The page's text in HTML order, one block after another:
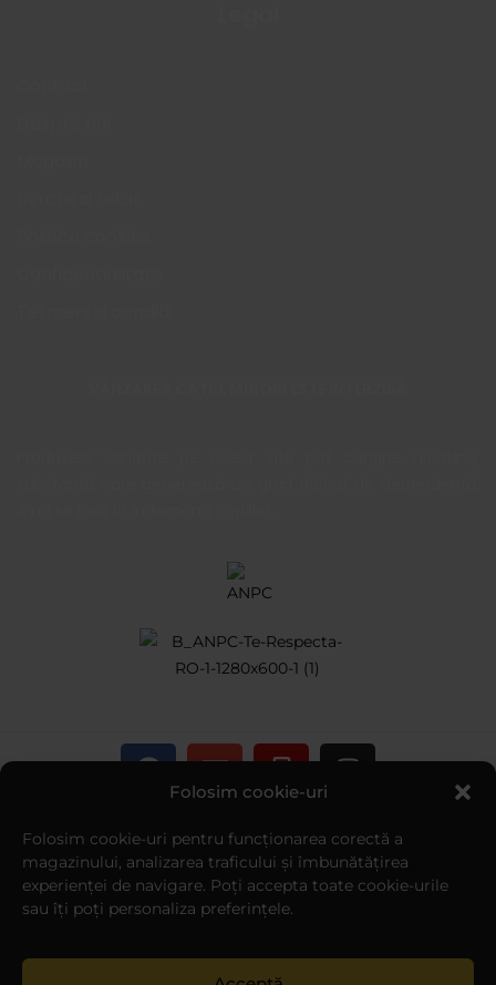
Folosim cookie-uri
Folosim cookie-uri pentru funcționarea corectă a
magazinului, analizarea traficului și îmbunătățirea
experienței de navigare. Poți accepta toate cookie-urile
sau îți poți personaliza preferințele.
Copyright © Brilliant Smoke SRL
Creare magazin online WebTeam™ Hosting